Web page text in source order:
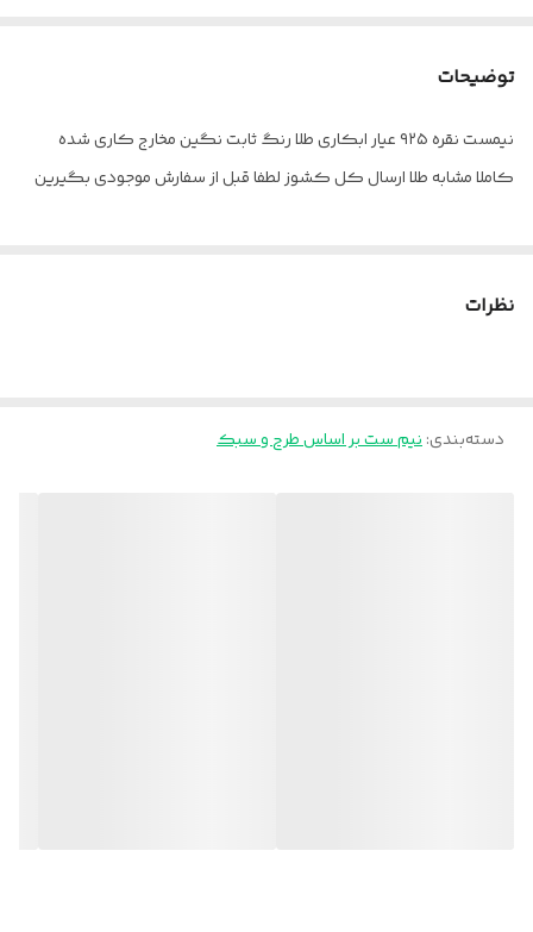
توضیحات
نیمست نقره ۹۲۵ عیار ابکاری طلا رنگ ثابت نگین مخارج کاری شده
کاملا مشابه طلا ارسال کل کشوز لطفا قبل از سفارش موجودی بگیرین
نظرات
دسته‌بندی:نیم ست بر اساس طرح و سبک